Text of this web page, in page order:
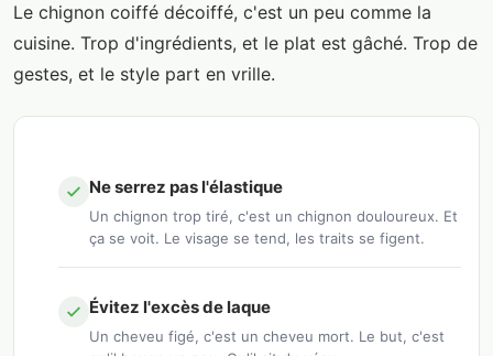
Le chignon coiffé décoiffé, c'est un peu comme la
cuisine. Trop d'ingrédients, et le plat est gâché. Trop de
gestes, et le style part en vrille.
Ne serrez pas l'élastique
Un chignon trop tiré, c'est un chignon douloureux. Et
ça se voit. Le visage se tend, les traits se figent.
Évitez l'excès de laque
Un cheveu figé, c'est un cheveu mort. Le but, c'est